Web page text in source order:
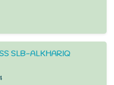
SLB-ALKHARIQ